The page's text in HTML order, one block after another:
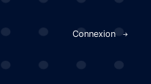
Connexion